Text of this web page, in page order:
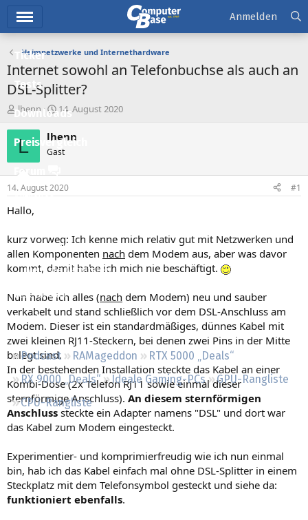
Ticker
Tests
Downloads
Preisvergleich
Forum
Aktuelles
Neue Beiträge
Neueste Aktivitäten
Leserartikel
Regeln
Podcast RAMageddon
RTX 5000 „Deals“
RX 9000 „Deals“
Ideale Gaming-PCs
GPU-Rangliste
CPU-Rangliste
Anmelden
Heimnetzwerke und Internethardware
Internet sowohl an Telefonbuchse als auch an
DSL-Splitter?
E
r
s
t
e
r
lhenn
E
r
s
e
l
t
14. August 2020
L lhenn
Gast
14. August 2020 #1
Hallo,
kurz vorweg: Ich kenne mich relativ gut mit Netzwerken und
allen Komponenten nach dem Modem aus, aber was davor
kommt, damit habe ich mich nie beschäftigt.
Nun habe ich alles (nach dem Modem) neu und sauber
verkabelt und stand schließlich vor dem DSL-Anschluss am
Modem. Dieser ist ein standardmäßiges, dünnes Kabel mit
zwei kleinen RJ11-Steckern, bei denen zwei Pins in der Mitte
belegt sind.
In der bestehenden Installation steckte das Kabel an einer
Kombi-Dose (2x Telefon RJ11 sowie einmal dieser
sternförmige Anschluss). An diesem sternförmigen
Anschluss steckte ein Adapter namens "DSL" und dort war
das Kabel zum Modem eingesteckt.
Experimentier- und komprimierfreudig wie ich nun einmal
bin, hab ich das Kabel einfach mal ohne DSL-Splitter in einem
Steckplatz mit dem Telefonsymbol gesteckt und siehe da:
funktioniert ebenfalls.